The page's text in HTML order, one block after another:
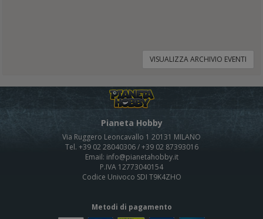
VISUALIZZA ARCHIVIO EVENTI
Pianeta Hobby
Via Ruggero Leoncavallo 1 20131 MILANO
Tel. +39 02 28040306 / +39 02 87393016
Email: info@pianetahobby.it
P.IVA 12773040154
Codice Univoco SDI T9K4ZHO
Metodi di pagamento